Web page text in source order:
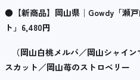
● 【新商品】岡山県│ Gowdy 「瀬
ト」 6,480円
（岡山白桃メルバ／岡山シャイ
スカット／岡山苺のストロベリー